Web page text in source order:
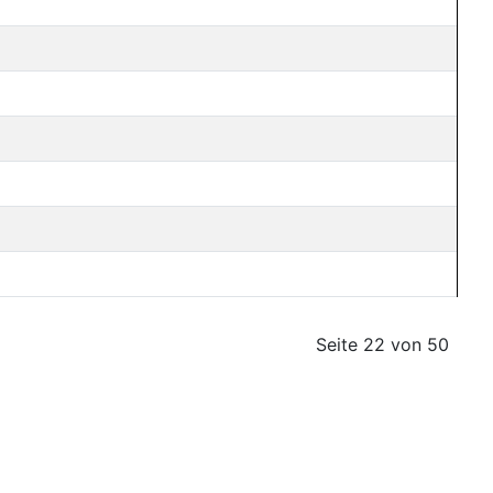
Seite 22 von 50